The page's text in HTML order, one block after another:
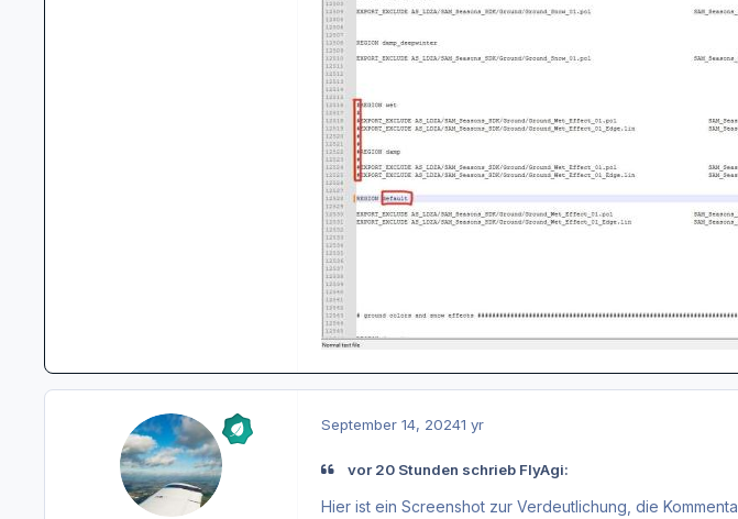
September 14, 20241 yr
vor 20 Stunden schrieb FlyAgi:
Hier ist ein Screenshot zur Verdeutlichung, die